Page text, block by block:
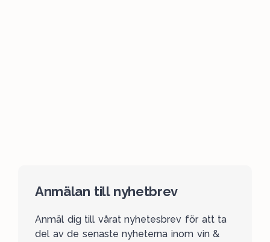
Anmälan till nyhetbrev
Anmäl dig till vårat nyhetesbrev för att ta
del av de senaste nyheterna inom vin &